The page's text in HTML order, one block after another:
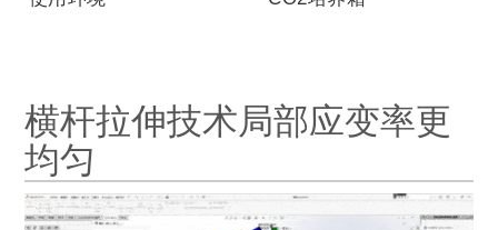
横杆拉伸技术局部应变率更
均匀